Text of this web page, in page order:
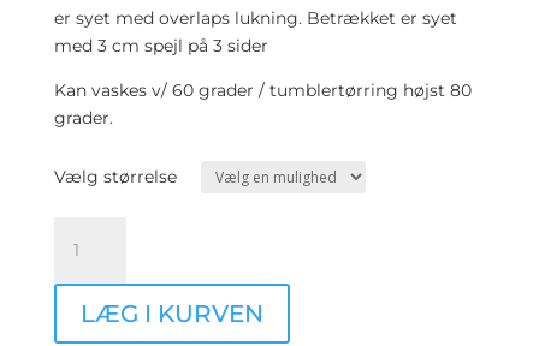
er syet med overlaps lukning. Betrækket er syet
med 3 cm spejl på 3 sider
Kan vaskes v/ 60 grader / tumblertørring højst 80
grader.
Vælg størrelse
pudebetræk
-
grøn
LÆG I KURVEN